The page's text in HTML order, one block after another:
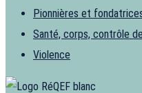
Pionnières et
Santé, corps, contrôle
Violence